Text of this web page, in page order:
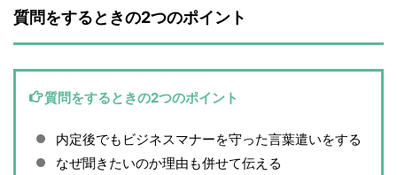
質問をするときの2つのポイント
質問をするときの2つのポイント
内定後でもビジネスマナーを守った言葉遣いをする
なぜ聞きたいのか理由も併せて伝える